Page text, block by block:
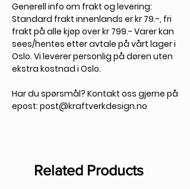
Generell info om frakt og levering:
Standard frakt innenlands er kr 79.-, fri
frakt på alle kjøp over kr 799.- Varer kan
sees/hentes etter avtale på vårt lager i
Oslo. Vi leverer personlig på døren uten
ekstra kostnad i Oslo.
Har du spørsmål? Kontakt oss gjerne på
epost: post@kraftverkdesign.no
Related Products